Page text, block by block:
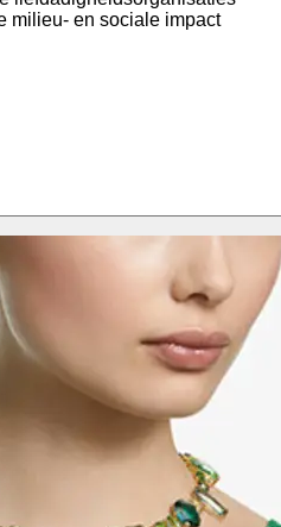
milieu- en sociale impact